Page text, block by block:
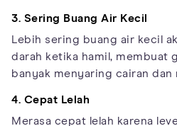
3. Sering Buang Air Kecil
Lebih sering buang air kecil
darah ketika hamil, membuat
banyak menyaring cairan dan
4. Cepat Lelah
Merasa cepat lelah karena